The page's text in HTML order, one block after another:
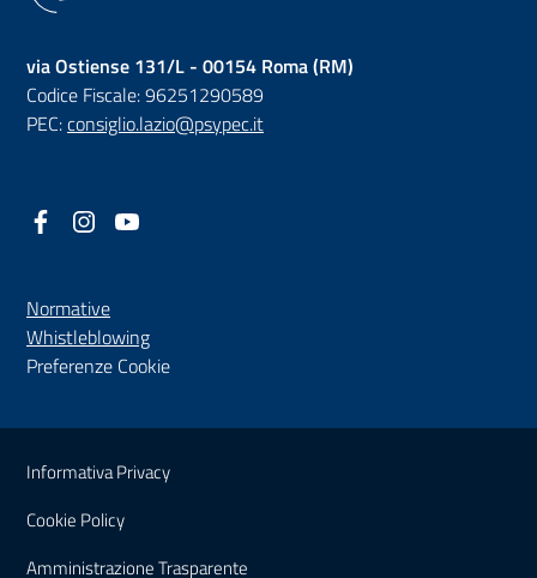
via Ostiense 131/L - 00154 Roma (RM)
Codice Fiscale: 96251290589
PEC:consiglio.lazio@psypec.it
Facebook
(nuova scheda - new tab)
Instagram
(nuova scheda - new tab)
Normative
Whistleblowing(nuova scheda - new tab)
Preferenze Cookie
Sezione Link Utili
Informativa Privacy
Cookie Policy
Amministrazione Trasparente